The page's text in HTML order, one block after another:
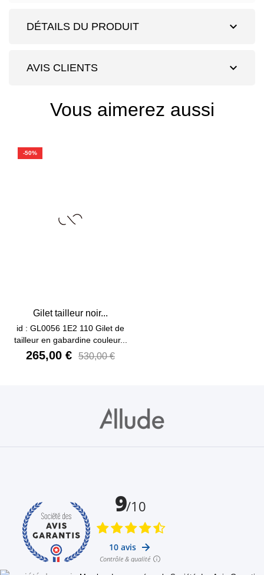
expand_more
DÉTAILS DU PRODUIT
expand_more
AVIS CLIENTS
Vous aimerez aussi
-50%
Gilet tailleur noir...
id : GL0056 1E2 110 Gilet de
tailleur en gabardine couleur...
265,00 € 530,00 €